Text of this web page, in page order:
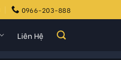
0966-203-888
Liên Hệ